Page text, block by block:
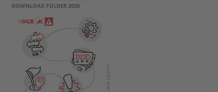
DOWNLOAD FOLDER 2026